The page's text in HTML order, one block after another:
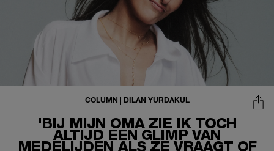
'BIJ MIJN OMA ZIE IK TOCH
ALTIJD EEN GLIMP VAN
MEDELIJDEN ALS ZE VRAAGT OF
COLUMN | DILAN YURDAKUL